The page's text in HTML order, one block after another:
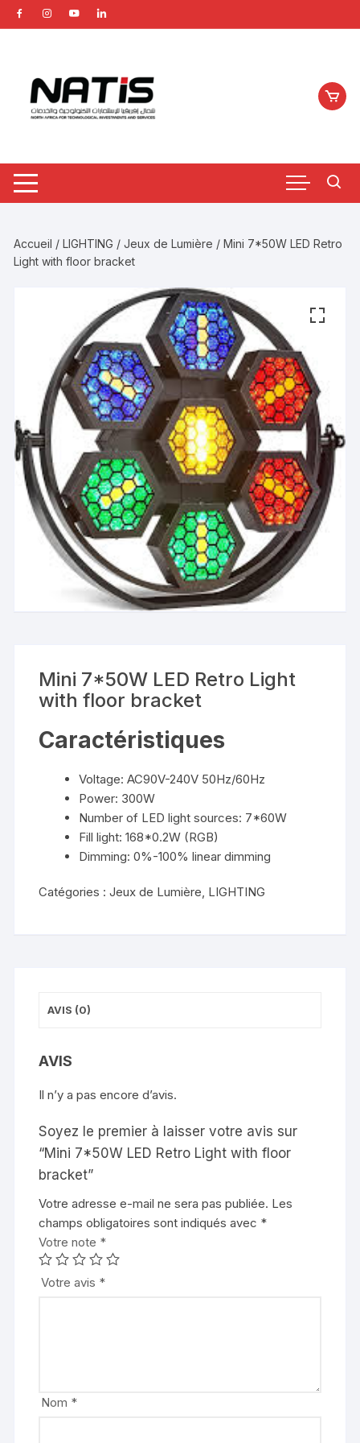
Aller
au
Accueil /LIGHTING /Jeux de Lumière / Mini 7*50W LED Retro
Light with floor bracket
Mini 7*50W LED Retro Light
with floor bracket
Caractéristiques
Voltage: AC90V-240V 50Hz/60Hz
Power: 300W
Number of LED light sources: 7*60W
Fill light: 168*0.2W (RGB)
Dimming: 0%-100% linear dimming
Catégories :Jeux de Lumière, LIGHTING
AVIS (0)
AVIS
Il n’y a pas encore d’avis.
Soyez le premier à laisser votre avis sur
“Mini 7*50W LED Retro Light with floor
bracket”
Votre adresse e-mail ne sera pas publiée. Les
champs obligatoires sont indiqués avec *
Votre note *
Votre avis *
Nom *